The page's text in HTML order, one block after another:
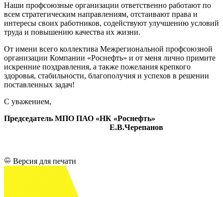
Наши профсоюзные организации ответственно работают по
всем стратегическим направлениям, отстаивают права и
интересы своих работников, содействуют улучшению условий
труда и повышению качества их жизни.
От имени всего коллектива Межрегиональной профсоюзной
организации Компании «Роснефть» и от меня лично примите
искренние поздравления, а также пожелания крепкого
здоровья, стабильности, благополучия и успехов в решении
поставленных задач!
С уважением,
Председатель МПО ПАО «НК «Роснефть»
Е.В.Черепанов
Версия для печати